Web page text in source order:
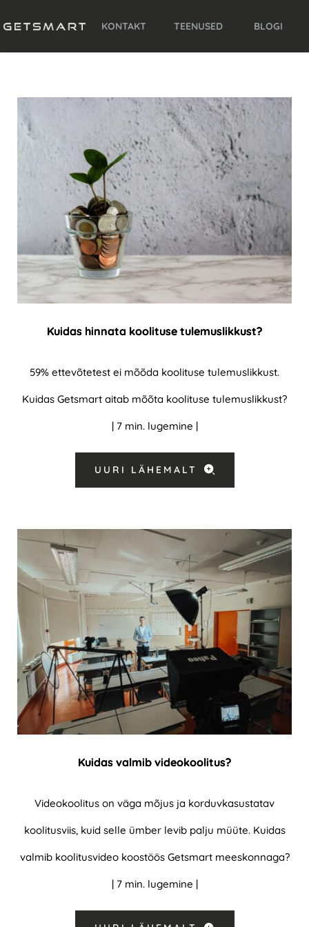
KONTAKT TEENUSED BLOGI
Kuidas hinnata koolituse tulemuslikkust?
59% ettevõtetest ei mõõda koolituse tulemuslikkust.
Kuidas Getsmart aitab mõõta koolituse tulemuslikkust?
| 7 min. lugemine |
UURI LÄHEMALT
Kuidas valmib videokoolitus?
Videokoolitus on väga mõjus ja korduvkasustatav
koolitusviis, kuid selle ümber levib palju müüte. Kuidas
valmib koolitusvideo koostöös Getsmart meeskonnaga?
| 7 min. lugemine |